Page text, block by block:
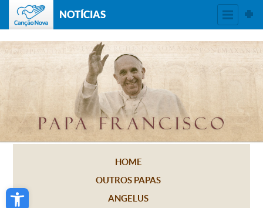
Open toolbar
NOTÍCIAS
HOME
OUTROS PAPAS
ANGELUS